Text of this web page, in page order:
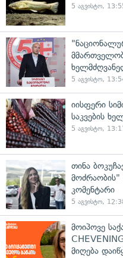
5 აგვისტო,
5 აგვისტო,
იისფერი
საკვების
5 აგვისტო,
თინა
კომენტარი
5 აგვისტო,
მოიპოვე
მიღება